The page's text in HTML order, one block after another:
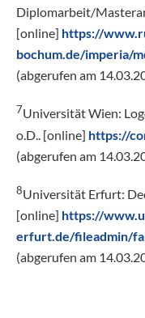
Diplomarbeit/
[online] https://
bochum.de/imperia/
(abgerufen am
7Universität Wien:
o.D.. [online] https://
(abgerufen am
8Universität Erfurt:
[online] https://
erfurt.de/fileadmin/
(abgerufen am